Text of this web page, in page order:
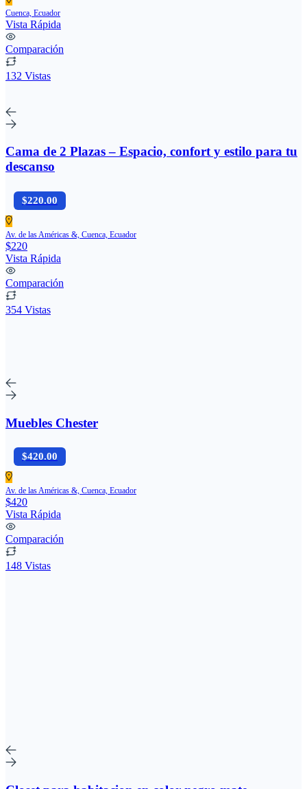
Cuenca, Ecuador
Vista Rápida
Comparación
132 Vistas
Cama de 2 Plazas – Espacio, confort y estilo para tu
descanso
$220.00
Av. de las Américas &, Cuenca, Ecuador
$220
Vista Rápida
Comparación
354 Vistas
Muebles Chester
$420.00
Av. de las Américas &, Cuenca, Ecuador
$420
Vista Rápida
Comparación
148 Vistas